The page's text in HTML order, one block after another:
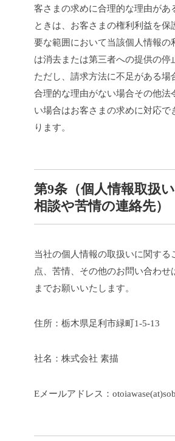
客さまの求めに合理的な理由があ
ときは、お客さまの権利利益を保
要な範囲において当該個人情報の
は消去または第三者への提供の停
ただし、請求方法に不足がある場
合理的な理由がない場合その他法
い場合はお客さまの求めに対応で
ります。
第9条（個人情報取扱
相談や苦情の連絡先）
当社の個人情報の取扱いに関する
点、苦情、その他のお問い合わせ
までお願いいたします。
住所：栃木県足利市緑町1-5-13
社名：株式会社 素描
Eメールアドレス：